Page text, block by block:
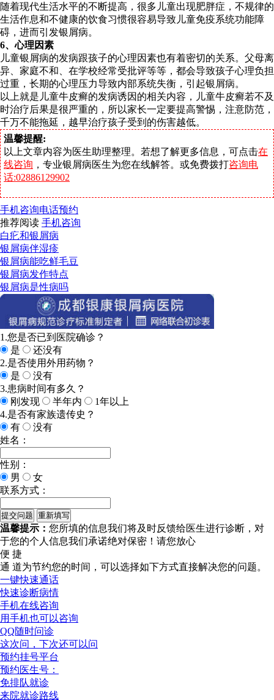
随着现代生活水平的不断提高，很多儿童出现肥胖症，不规律的
生活作息和不健康的饮食习惯很容易导致儿童免疫系统功能障
碍，进而引发银屑病。
6、心理因素
儿童银屑病的发病跟孩子的心理因素也有着密切的关系。父母离
异、家庭不和、在学校经常受批评等等，都会导致孩子心理负担
过重，长期的心理压力导致内部系统失衡，引起银屑病。
以上就是儿童牛皮癣的发病诱因的相关内容，儿童牛皮癣若不及
时治疗后果是很严重的，所以家长一定要提高警惕，注意防范，
千万不能拖延，越早治疗孩子受到的伤害越低。
温馨提醒:
以上文章内容为医生助理整理。若想了解更多信息，可点击在
线咨询 ，专业银屑病医生为您在线解答。或免费拨打咨询电
话:02886129902
手机咨询电话预约
推荐阅读 手机咨询
白疕和银屑病
银屑病伴湿疹
银屑病能吃鲜毛豆
银屑病发作特点
银屑病是性病吗
1.您是否已到医院确诊？
是
还没有
2.是否使用外用药物？
是
没有
3.患病时间有多久？
刚发现
半年内
1年以上
4.是否有家族遗传史？
有
没有
姓名：
性别：
男
女
联系方式：
温馨提示： 您所填的信息我们将及时反馈给医生进行诊断，对
于您的个人信息我们承诺绝对保密！请您放心
便 捷
通 道为节约您的时间，可以选择如下方式直接解决您的问题。
一键快速通话
快速诊断病情
手机在线咨询
用手机也可以咨询
QQ随时问诊
这次问，下次还可以问
预约挂号平台
预约医生号：
免排队就诊
来院就诊路线